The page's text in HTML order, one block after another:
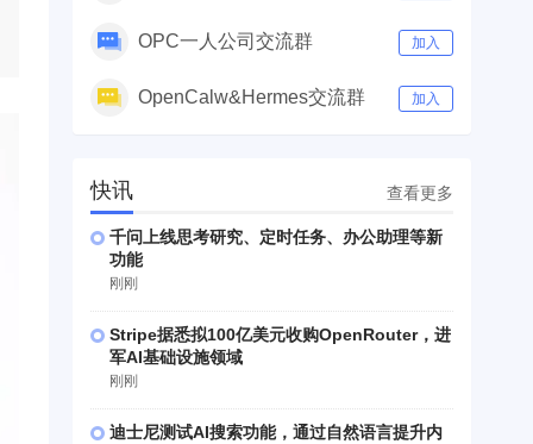
OPC一人公司交流群 加入
OpenCalw&Hermes交流群 加入
快讯 查看更多
千问上线思考研究、定时任务、办公助理等新
功能
刚刚
Stripe据悉拟100亿美元收购OpenRouter，进
军AI基础设施领域
刚刚
迪士尼测试AI搜索功能，通过自然语言提升内